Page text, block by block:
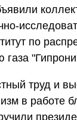
по
газа
труд и
в работе